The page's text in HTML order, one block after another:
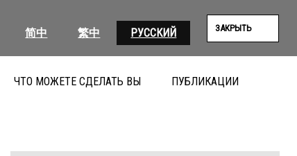
简中 繁中 РУССКИЙ ЗАКРЫТЬ
ЧТО МОЖЕТЕ СДЕЛАТЬ ВЫ ПУБЛИКАЦИИ